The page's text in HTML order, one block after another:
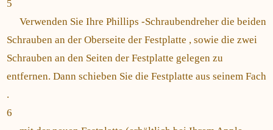
5
Verwenden Sie Ihre Phillips -Schraubendreher die beiden
Schrauben an der Oberseite der Festplatte , sowie die zwei
Schrauben an den Seiten der Festplatte gelegen zu
entfernen. Dann schieben Sie die Festplatte aus seinem Fach
.
6